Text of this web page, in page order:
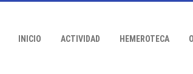
INICIO ACTIVIDAD HEMEROTECA